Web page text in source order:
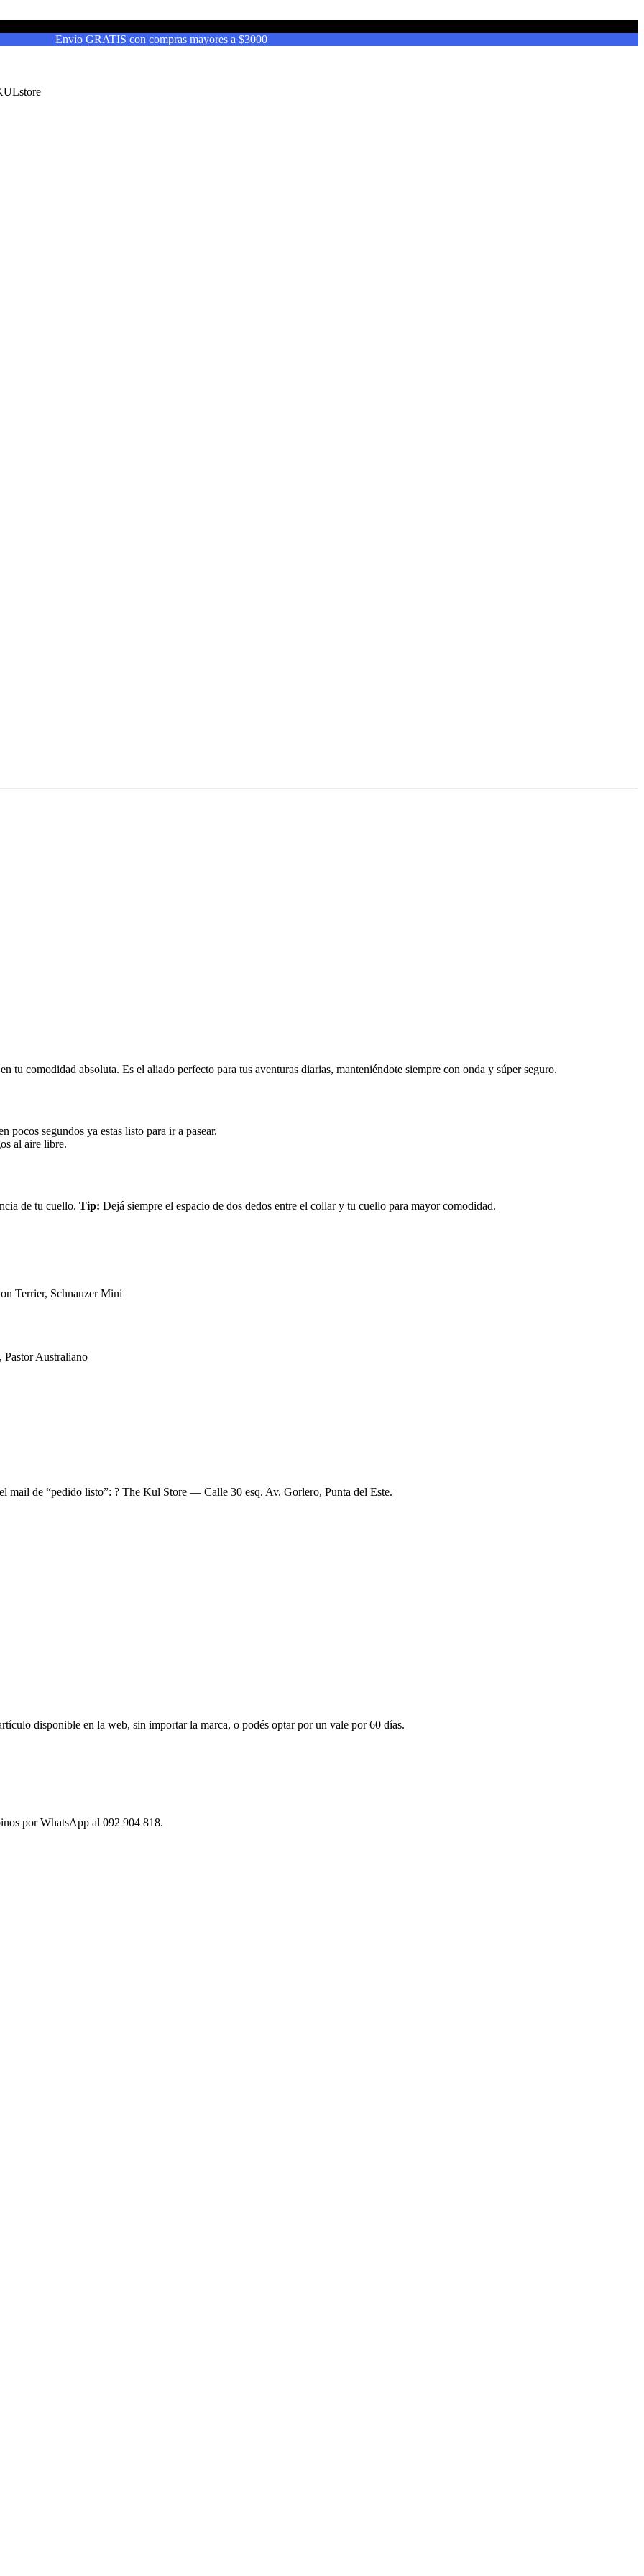
Envío GRATIS con compras mayores a $3000
tu comodidad absoluta. Es el aliado perfecto para tus aventuras diarias, manteniéndote siempre con onda y súper seguro.
pocos segundos ya estas listo para ir a pasear.
al aire libre.
de tu cuello. Tip: Dejá siempre el espacio de dos dedos entre el collar y tu cuello para mayor comodidad.
Terrier, Schnauzer Mini
Australiano
mail de “pedido listo”: ? The Kul Store — Calle 30 esq. Av. Gorlero, Punta del Este.
disponible en la web, sin importar la marca, o podés optar por un vale por 60 días.
por WhatsApp al 092 904 818.